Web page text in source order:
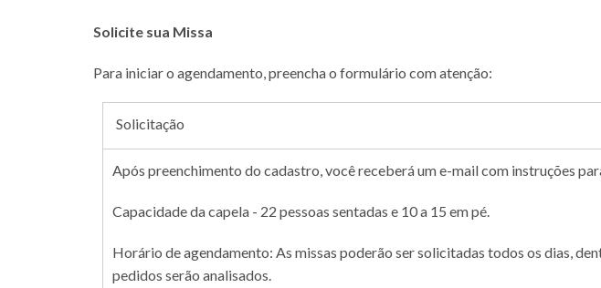
Solicite sua Missa
Para iniciar o agendamento, preencha o formulário com atenção:
Solicitação
Após preenchimento do cadastro, você receberá um e-mail com instruções
Capacidade da capela - 22 pessoas sentadas e 10 a 15 em pé.
Horário de agendamento: As missas poderão ser solicitadas todos os dias,
pedidos serão analisados.